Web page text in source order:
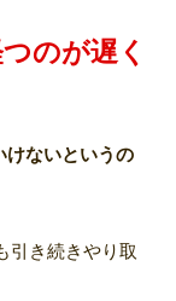
のが遅く
けないというの
引き続きやり取